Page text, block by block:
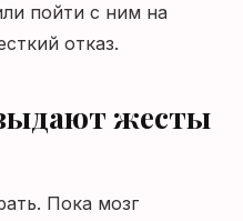
пойти с ним на
отказ.
жесты
Пока мозг